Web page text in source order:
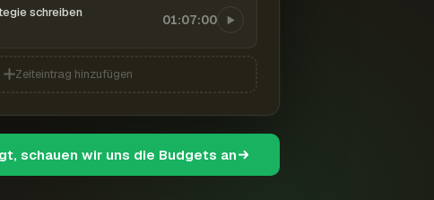
schreiben 01:07:00
Zeiteintrag hinzufügen
schauen wir uns die Budgets an